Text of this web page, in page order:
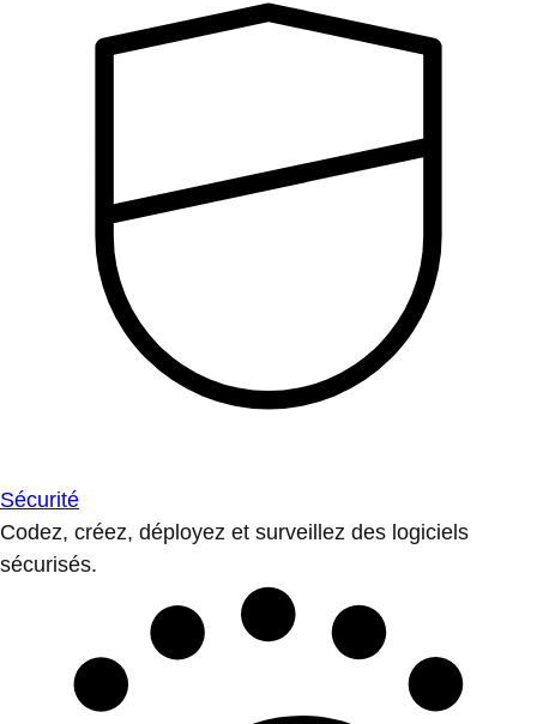
Sécurité
Codez, créez, déployez et surveillez des logiciels
sécurisés.